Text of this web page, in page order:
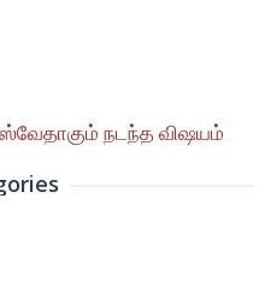
நடந்த விஷயம்